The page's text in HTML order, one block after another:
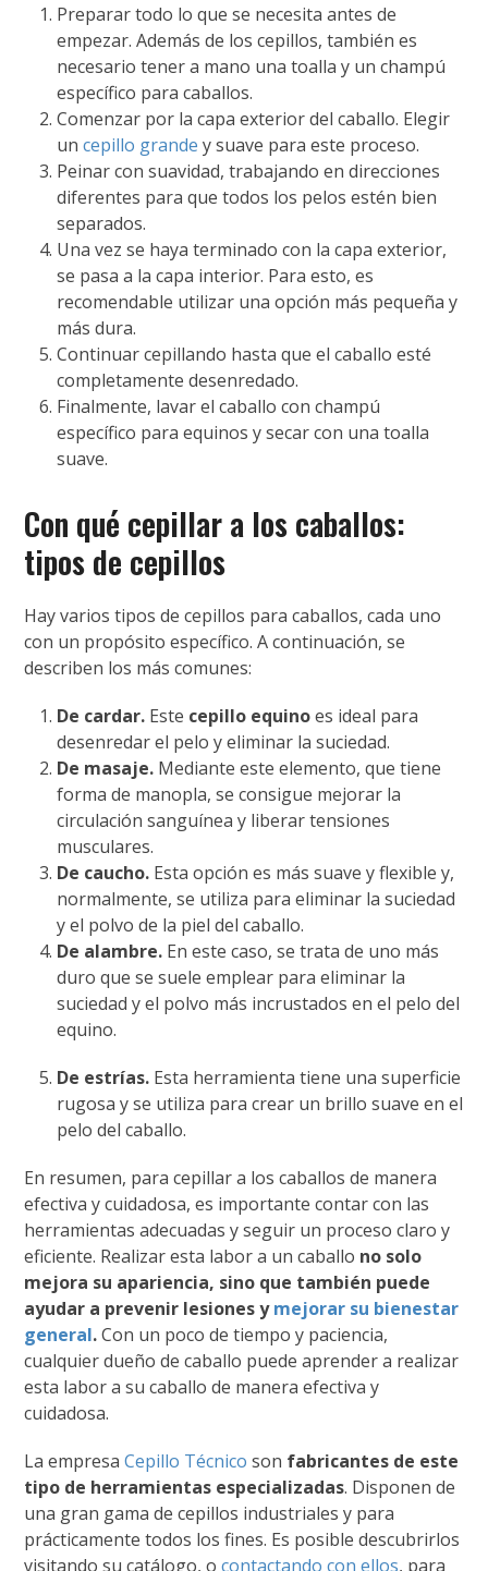
Preparar todo lo que se necesita antes de
empezar. Además de los cepillos, también es
necesario tener a mano una toalla y un champú
específico para caballos.
Comenzar por la capa exterior del caballo. Elegir
uncepillo grande y suave para este proceso.
Peinar con suavidad, trabajando en direcciones
diferentes para que todos los pelos estén bien
separados.
Una vez se haya terminado con la capa exterior,
se pasa a la capa interior. Para esto, es
recomendable utilizar una opción más pequeña y
más dura.
Continuar cepillando hasta que el caballo esté
completamente desenredado.
Finalmente, lavar el caballo con champú
específico para equinos y secar con una toalla
suave.
Con qué cepillar a los caballos:
tipos de cepillos
Hay varios tipos de cepillos para caballos, cada uno
con un propósito específico. A continuación, se
describen los más comunes:
De cardar. Este cepillo equinoes ideal para
desenredar el pelo y eliminar la suciedad.
De masaje. Mediante este elemento, que tiene
forma de manopla, se consigue mejorar la
circulación sanguínea y liberar tensiones
musculares.
De caucho. Esta opción es más suave y flexible y,
normalmente, se utiliza para eliminar la suciedad
y el polvo de la piel del caballo.
De alambre. En este caso, se trata de uno más
duro que se suele emplear para eliminar la
suciedad y el polvo más incrustados en el pelo del
equino.
De estrías. Esta herramienta tiene una superficie
rugosa y se utiliza para crear un brillo suave en el
pelo del caballo.
En resumen, para cepillar a los caballos de manera
efectiva y cuidadosa, es importante contar con las
herramientas adecuadas y seguir un proceso claro y
eficiente. Realizar esta labor a un caballo no solo
mejora su apariencia, sino que también puede
ayudar a prevenir lesiones ymejorar su bienestar
general.Con un poco de tiempo y paciencia,
cualquier dueño de caballo puede aprender a realizar
esta labor a su caballo de manera efectiva y
cuidadosa.
La empresaCepillo Técnico son fabricantes de este
tipo de herramientas especializadas. Disponen de
una gran gama de cepillos industriales y para
prácticamente todos los fines. Es posible descubrirlos
visitando su catálogo, ocontactando con ellos, para